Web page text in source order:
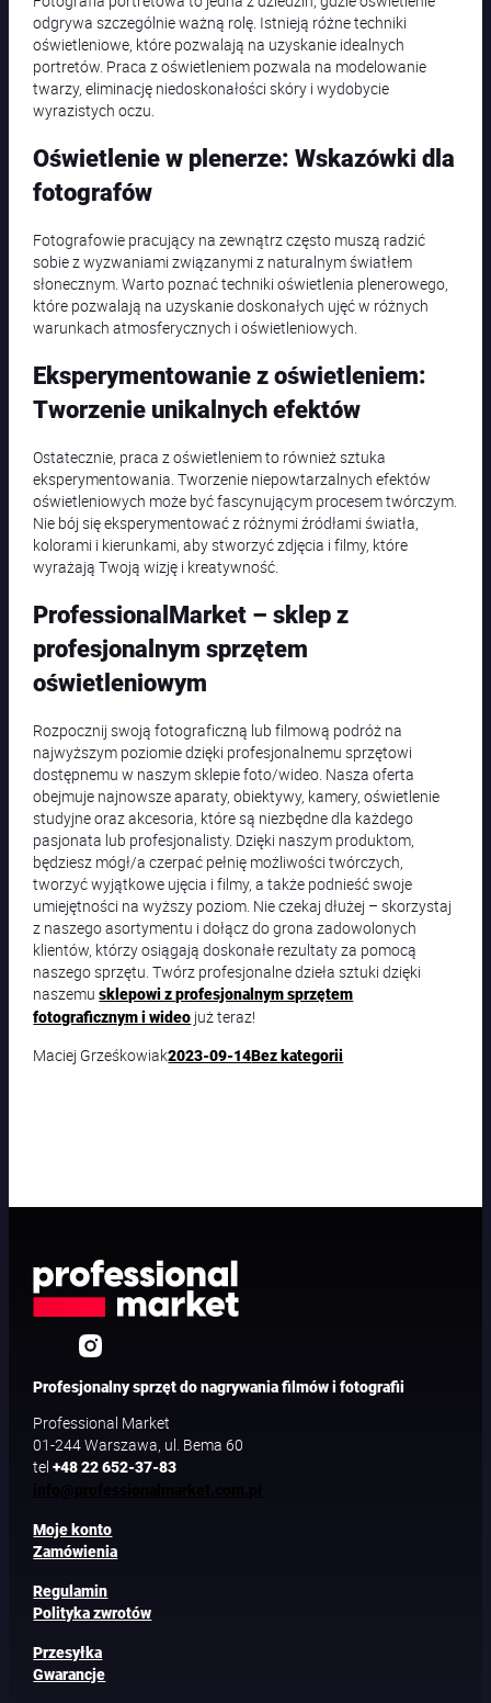
odgrywa szczególnie ważną rolę. Istnieją różne techniki
oświetleniowe, które pozwalają na uzyskanie idealnych
portretów. Praca z oświetleniem pozwala na modelowanie
twarzy, eliminację niedoskonałości skóry i wydobycie
wyrazistych oczu.
Oświetlenie w plenerze: Wskazówki dla
fotografów
Fotografowie pracujący na zewnątrz często muszą radzić
sobie z wyzwaniami związanymi z naturalnym światłem
słonecznym. Warto poznać techniki oświetlenia plenerowego,
które pozwalają na uzyskanie doskonałych ujęć w różnych
warunkach atmosferycznych i oświetleniowych.
Eksperymentowanie z oświetleniem:
Tworzenie unikalnych efektów
Ostatecznie, praca z oświetleniem to również sztuka
eksperymentowania. Tworzenie niepowtarzalnych efektów
oświetleniowych może być fascynującym procesem twórczym.
Nie bój się eksperymentować z różnymi źródłami światła,
kolorami i kierunkami, aby stworzyć zdjęcia i filmy, które
wyrażają Twoją wizję i kreatywność.
ProfessionalMarket – sklep z
profesjonalnym sprzętem
oświetleniowym
Rozpocznij swoją fotograficzną lub filmową podróż na
najwyższym poziomie dzięki profesjonalnemu sprzętowi
dostępnemu w naszym sklepie foto/wideo. Nasza oferta
obejmuje najnowsze aparaty, obiektywy, kamery, oświetlenie
studyjne oraz akcesoria, które są niezbędne dla każdego
pasjonata lub profesjonalisty. Dzięki naszym produktom,
będziesz mógł/a czerpać pełnię możliwości twórczych,
tworzyć wyjątkowe ujęcia i filmy, a także podnieść swoje
umiejętności na wyższy poziom. Nie czekaj dłużej – skorzystaj
z naszego asortymentu i dołącz do grona zadowolonych
klientów, którzy osiągają doskonałe rezultaty za pomocą
naszego sprzętu. Twórz profesjonalne dzieła sztuki dzięki
naszemusklepowi z profesjonalnym sprzętem
fotograficznym i wideo już teraz!
Maciej Grześkowiak2023-09-14Bez kategorii
Profesjonalny sprzęt do nagrywania filmów i fotografii
Professional Market
01-244 Warszawa, ul. Bema 60
tel+48 22 652-37-83
Moje konto
Zamówienia
Regulamin
Polityka zwrotów
Przesyłka
Gwarancje